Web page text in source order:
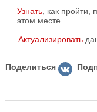
Узнать , как пройти,
этом месте.
Актуализировать
Поделиться